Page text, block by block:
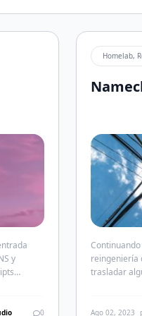
y
0
Homelab,
reingeniería
trasladar
principal,
Ago 02, 2023